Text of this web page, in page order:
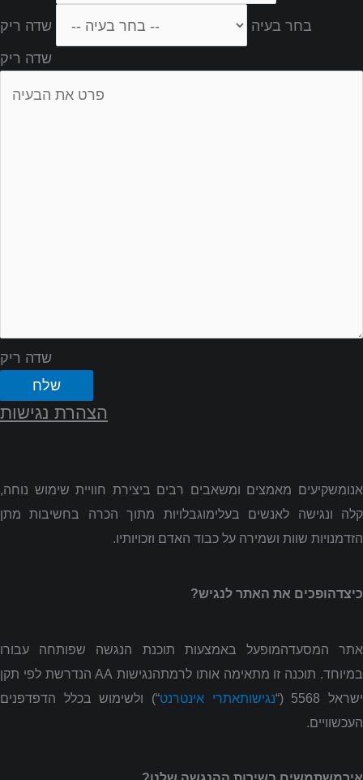
בחר בעיה
שדה ריק
שדה ריק
שדה ריק
שלח
הצהרת נגישות
אנומשקיעים מאמצים ומשאבים רבים ביצירת חוויית שימוש נוחה,
קלה ונגישה לאנשים בעלימוגבלויות מתוך הכרה בחשיבות מתן
הזדמנויות שוות ושמירה על כבוד האדם וזכויותיו.
כיצדהופכים את האתר לנגיש?
אתר המסעדהמופעל באמצעות תוכנת הנגשה שפותחה עבורו
במיוחד. תוכנה זו מתאימה אותו לרמתהנגישות AAהנדרשת לפי תקן
ישראל 5568 (“
נגישותאתרי אינטרנט“) ולשימוש בכלל הדפדפנים
העכשוויים.